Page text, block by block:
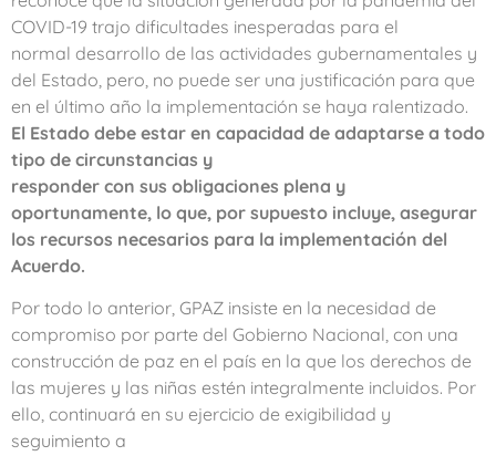
COVID-19 trajo dificultades inesperadas para el
normal desarrollo de las actividades gubernamentales y
del Estado, pero, no puede ser una justificación para que
en el último año la implementación se haya ralentizado.
El Estado debe estar en capacidad de adaptarse a todo
tipo de circunstancias y
responder con sus obligaciones plena y
oportunamente, lo que, por supuesto incluye, asegurar
los recursos necesarios para la implementación del
Acuerdo.
Por todo lo anterior, GPAZ insiste en la necesidad de
compromiso por parte del Gobierno Nacional, con una
construcción de paz en el país en la que los derechos de
las mujeres y las niñas estén integralmente incluidos. Por
ello, continuará en su ejercicio de exigibilidad y
seguimiento a